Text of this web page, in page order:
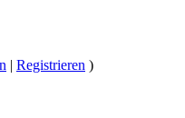
| Registrieren )